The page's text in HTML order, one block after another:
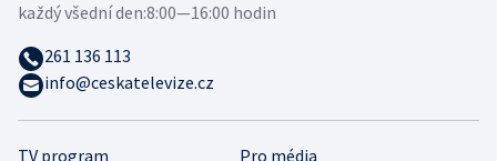
TV program Pro média
každý všední den:8:00—16:00 hodin
261 136 113
info@ceskatelevize.cz